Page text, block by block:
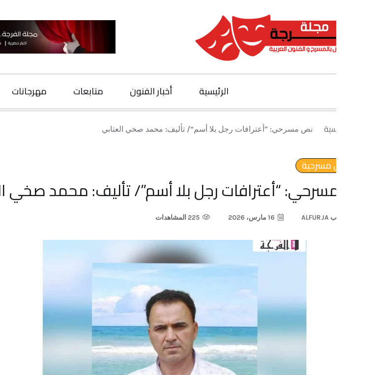
أخبار الفنون متابعات مهرجانات من نحن ؟
نص مسرحي: “أعترافات رجل بلا أسم”/ تأليف: محمد صخي العتابي
“أعترافات رجل بلا أسم”/ تأليف: محمد صخي العتابي
16 مارس، 2026 225 المشاهدات